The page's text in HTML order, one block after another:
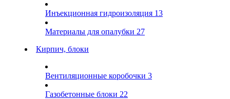
Инъекционная гидроизоляция 13
Материалы для опалубки 27
Кирпич, блоки
Вентиляционные коробочки 3
Газобетонные блоки 22